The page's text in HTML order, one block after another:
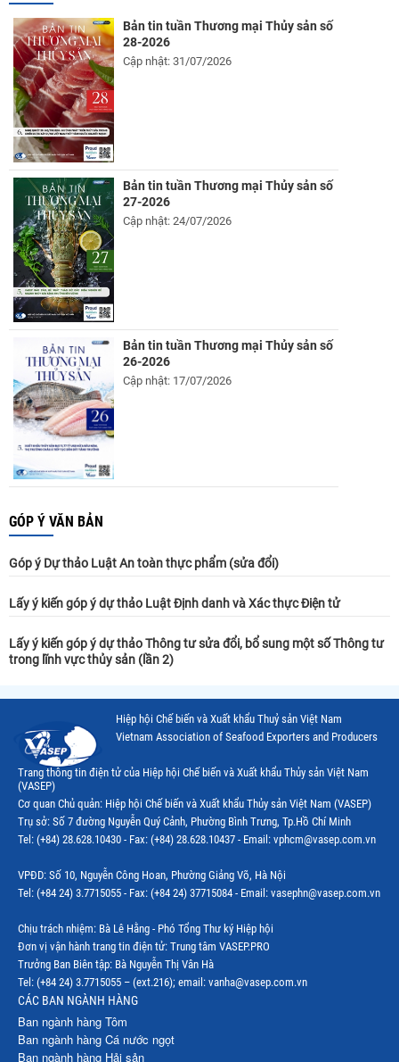
Bản tin tuần Thương mại Thủy sản số
28-2026
Cập nhật: 31/07/2026
Bản tin tuần Thương mại Thủy sản số
27-2026
Cập nhật: 24/07/2026
Bản tin tuần Thương mại Thủy sản số
26-2026
Cập nhật: 17/07/2026
GÓP Ý VĂN BẢN
Góp ý Dự thảo Luật An toàn thực phẩm (sửa đổi)
Lấy ý kiến góp ý dự thảo Luật Định danh và Xác thực Điện tử
Lấy ý kiến góp ý dự thảo Thông tư sửa đổi, bổ sung một số Thông tư
trong lĩnh vực thủy sản (lần 2)
Hiệp hội Chế biến và Xuất khẩu Thuỷ sản Việt Nam
Vietnam Association of Seafood Exporters and Producers
Trang thông tin điện tử của Hiệp hội Chế biến và Xuất khẩu Thủy sản Việt Nam
(VASEP)
Cơ quan Chủ quản: Hiệp hội Chế biến và Xuất khẩu Thủy sản Việt Nam (VASEP)
Trụ sở: Số 7 đường Nguyễn Quý Cảnh, Phường Bình Trưng, Tp.Hồ Chí Minh
Tel: (+84) 28.628.10430 - Fax: (+84) 28.628.10437 - Email: vphcm@vasep.com.vn
VPĐD: Số 10, Nguyễn Công Hoan, Phường Giảng Võ, Hà Nội
Tel: (+84 24) 3.7715055 - Fax: (+84 24) 37715084 - Email: vasephn@vasep.com.vn
Chịu trách nhiệm: Bà Lê Hằng - Phó Tổng Thư ký Hiệp hội
Đơn vị vận hành trang tin điện tử: Trung tâm VASEP.PRO
Trưởng Ban Biên tập: Bà Nguyễn Thị Vân Hà
Tel: (+84 24) 3.7715055 – (ext.216); email: vanha@vasep.com.vn
CÁC BAN NGÀNH HÀNG
Ban ngành hàng Tôm
Ban ngành hàng Cá nước ngọt
Ban ngành hàng Hải sản